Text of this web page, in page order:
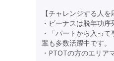
【チャレンジする人を
・ビーナスは脱年功
・「パートから入っ
輩も多数活躍中です。
・PTOTの方のエリア